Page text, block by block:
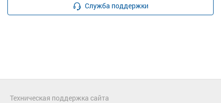
Служба поддержки
Техническая поддержка сайта